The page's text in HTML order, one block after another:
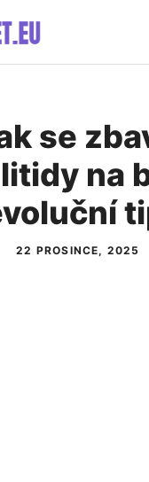
se
na
22 PROSINCE, 2025